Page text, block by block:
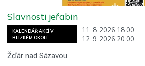
KALENDÁŘ AKCÍ V
BLÍZKÉM OKOLÍ
11. 8. 2026 18:00
12. 9. 2026 20:00
Slavnosti jeřabin
Žďár nad Sázavou